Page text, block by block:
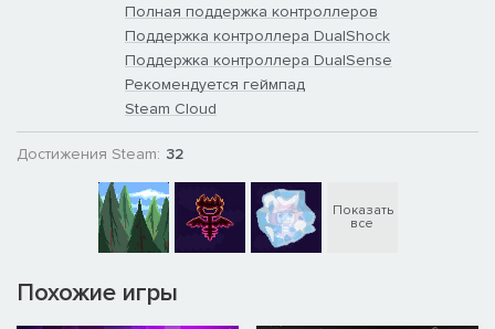
Полная поддержка контроллеров
Поддержка контроллера DualShock
Поддержка контроллера DualSense
Рекомендуется геймпад
Steam Cloud
Достижения Steam: 32
Показать
все
Похожие игры